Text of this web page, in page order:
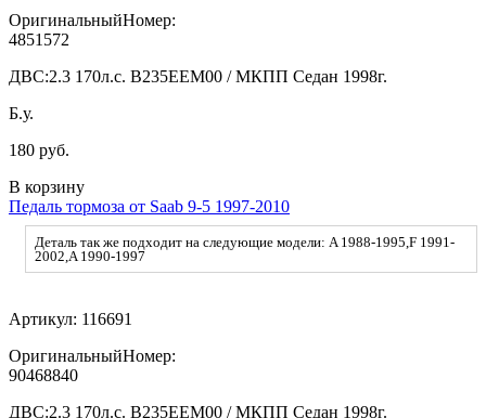
ОригинальныйНомер:
4851572
ДВС:2.3 170л.с. В235ЕЕМ00 / МКПП Седан 1998г.
Б.у.
180 руб.
В корзину
Педаль тормоза от Saab 9-5 1997-2010
Деталь так же подходит на следующие модели: A 1988-1995,F 1991-
2002,A 1990-1997
Артикул: 116691
ОригинальныйНомер:
90468840
ДВС:2.3 170л.с. В235ЕЕМ00 / МКПП Седан 1998г.